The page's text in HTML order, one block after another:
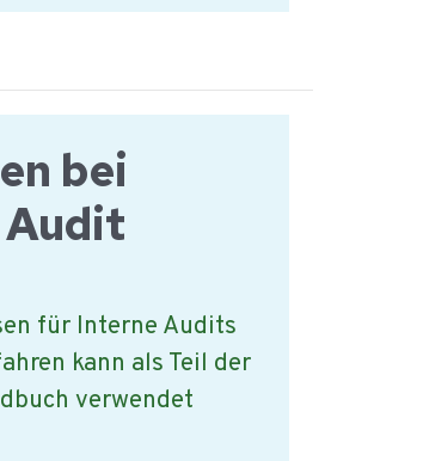
bei
Audit
für Interne Audits
kann als Teil der
verwendet